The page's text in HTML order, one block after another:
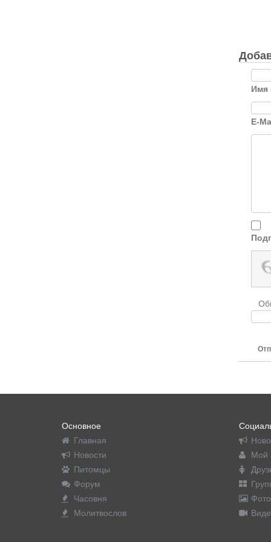
Имя
E-
Основное
Главная
Новости
Питомцы
Форум
Часовня
Молитвослов
Мой
Фото